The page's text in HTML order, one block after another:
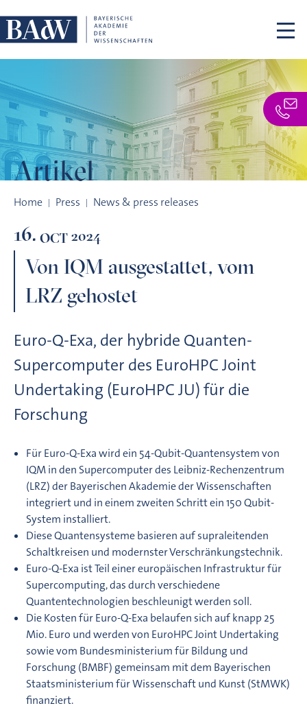
Artikel
Home Press News & press releases
16. OCT 2024
Von IQM ausgestattet, vom
LRZ gehostet
Euro-Q-Exa, der hybride Quanten-
Supercomputer des EuroHPC Joint
Undertaking (EuroHPC JU) für die
Forschung
Für Euro-Q-Exa wird ein 54-Qubit-Quantensystem von
IQM in den Supercomputer des Leibniz-Rechenzentrum
(LRZ) der Bayerischen Akademie der Wissenschaften
integriert und in einem zweiten Schritt ein 150 Qubit-
System installiert.
Diese Quantensysteme basieren auf supraleitenden
Schaltkreisen und modernster Verschränkungstechnik.
Euro-Q-Exa ist Teil einer europäischen Infrastruktur für
Supercomputing, das durch verschiedene
Quantentechnologien beschleunigt werden soll.
Die Kosten für Euro-Q-Exa belaufen sich auf knapp 25
Mio. Euro und werden von EuroHPC Joint Undertaking
sowie vom Bundesministerium für Bildung und
Forschung (BMBF) gemeinsam mit dem Bayerischen
Staatsministerium für Wissenschaft und Kunst (StMWK)
finanziert.